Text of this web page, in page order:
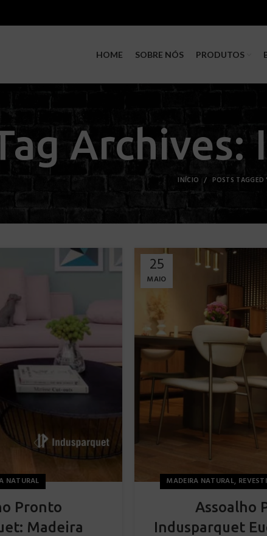
HOME SOBRE NÓS PRODUTOS
Archives:
INÍCIO POSTS
NATURAL
Pronto
Madeira
25
MAIO
MADEIRA NATURAL,
Assoalho
Indusparquet